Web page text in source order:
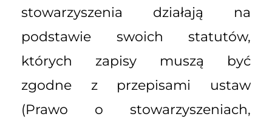
stowarzyszenia działają na
podstawie swoich statutów,
których zapisy muszą być
zgodne z przepisami ustaw
(Prawo o stowarzyszeniach,